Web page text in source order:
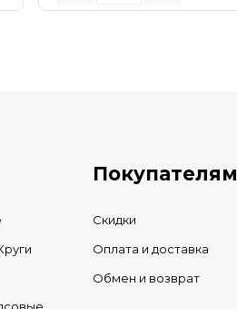
Покупателям
Скидки
Оплата и доставка
Обмен и возврат